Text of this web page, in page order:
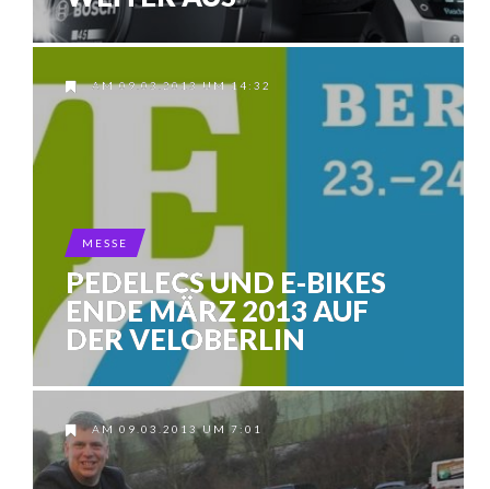
AM 09.03.2013 UM 14:32
MESSE
PEDELECS UND E-BIKES
ENDE MÄRZ 2013 AUF
DER VELOBERLIN
AM 09.03.2013 UM 7:01